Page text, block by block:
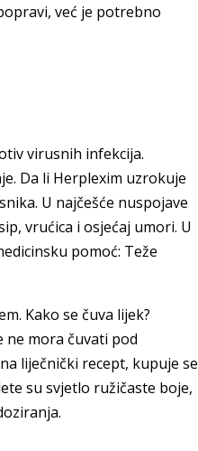
već je potrebno
virusnih infekcija.
Da li Herplexim uzrokuje
U najčešće nuspojave
vrućica i osjećaj umori. U
pomoć: Teže
Kako se čuva lijek?
ne mora čuvati pod
liječnički recept, kupuje se
su svjetlo ružičaste boje,